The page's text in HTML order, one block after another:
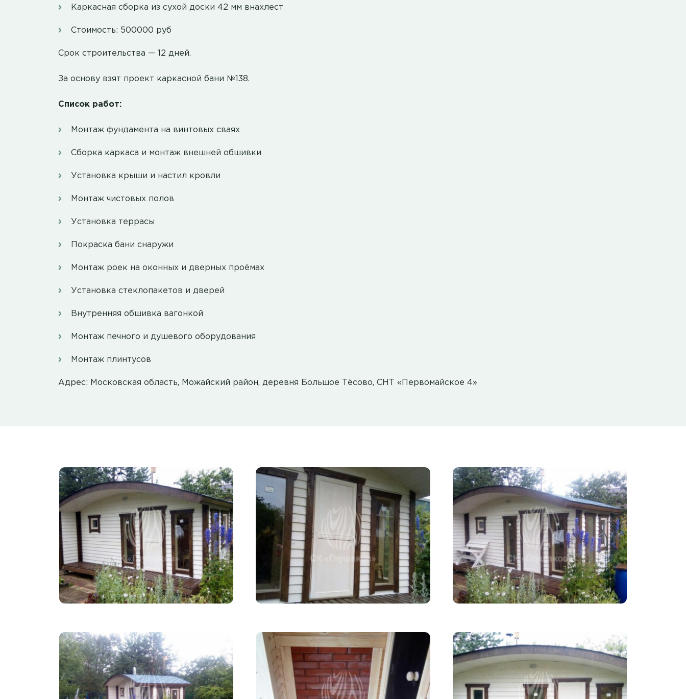
Каркасная сборка из сухой доски 42 мм внахлест
Стоимость: 500000 руб
Срок строительства — 12 дней.
За основу взят проект каркасной бани №138.
Список работ:
Монтаж фундамента на винтовых сваях
Сборка каркаса и монтаж внешней обшивки
Установка крыши и настил кровли
Монтаж чистовых полов
Установка террасы
Покраска бани снаружи
Монтаж роек на оконных и дверных проёмах
Установка стеклопакетов и дверей
Внутренняя обшивка вагонкой
Монтаж печного и душевого оборудования
Монтаж плинтусов
Адрес: Московская область, Можайский район, деревня Большое Тёсово, СНТ «Первомайское 4»